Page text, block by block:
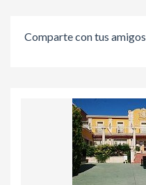
Comparte con tus amigos